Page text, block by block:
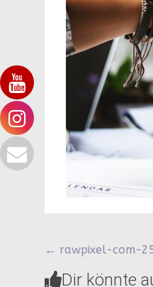
← rawpixel-com-
Dir könnte